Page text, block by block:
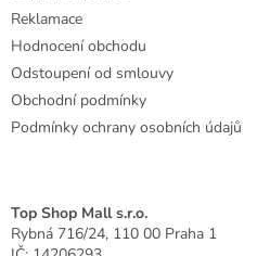
Reklamace
Hodnocení obchodu
Odstoupení od smlouvy
Obchodní podmínky
Podmínky ochrany osobních údajů
Top Shop Mall s.r.o.
Rybná 716/24, 110 00 Praha 1